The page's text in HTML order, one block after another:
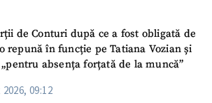
de Conturi după ce a fost obligată de
repună în funcție pe Tatiana Vozian și
absența forțată de la muncă”
09:12